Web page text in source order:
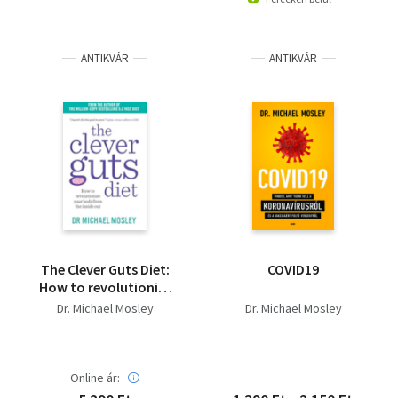
belek
ANTIKVÁR
The Clever Guts Diet:
How to revolutionise
your body from the
Dr. Michael Mosley
Online ár:
ANTIKVÁR
COVID19
Dr. Michael Mosley